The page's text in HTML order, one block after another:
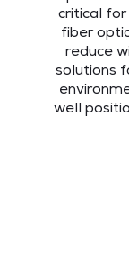
critical
fiber
reduce
solutions
well